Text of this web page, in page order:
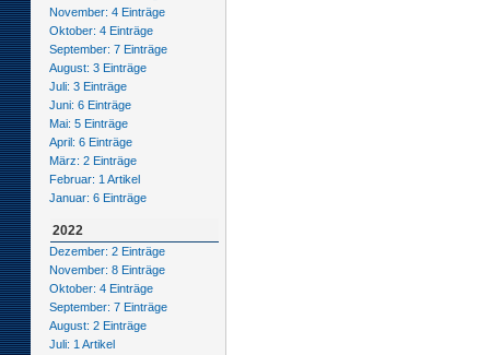
November: 4 Einträge
Oktober: 4 Einträge
September: 7 Einträge
August: 3 Einträge
Juli: 3 Einträge
Juni: 6 Einträge
Mai: 5 Einträge
April: 6 Einträge
März: 2 Einträge
Februar: 1 Artikel
Januar: 6 Einträge
2022
Dezember: 2 Einträge
November: 8 Einträge
Oktober: 4 Einträge
September: 7 Einträge
August: 2 Einträge
Juli: 1 Artikel